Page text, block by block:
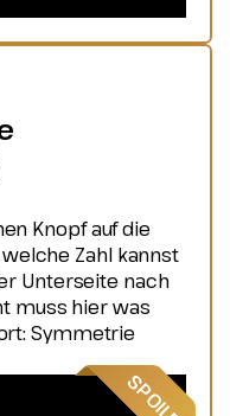
Knopf auf die
Zahl kannst
Unterseite nach
muss hier was
Symmetrie